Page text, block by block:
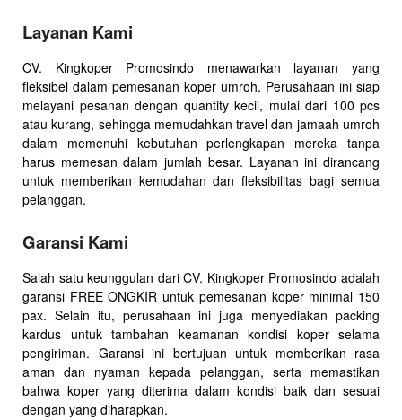
Layanan Kami
CV. Kingkoper Promosindo menawarkan layanan yang
fleksibel dalam pemesanan koper umroh. Perusahaan ini siap
melayani pesanan dengan quantity kecil, mulai dari 100 pcs
atau kurang, sehingga memudahkan travel dan jamaah umroh
dalam memenuhi kebutuhan perlengkapan mereka tanpa
harus memesan dalam jumlah besar. Layanan ini dirancang
untuk memberikan kemudahan dan fleksibilitas bagi semua
pelanggan.
Garansi Kami
Salah satu keunggulan dari CV. Kingkoper Promosindo adalah
garansi FREE ONGKIR untuk pemesanan koper minimal 150
pax. Selain itu, perusahaan ini juga menyediakan packing
kardus untuk tambahan keamanan kondisi koper selama
pengiriman. Garansi ini bertujuan untuk memberikan rasa
aman dan nyaman kepada pelanggan, serta memastikan
bahwa koper yang diterima dalam kondisi baik dan sesuai
dengan yang diharapkan.